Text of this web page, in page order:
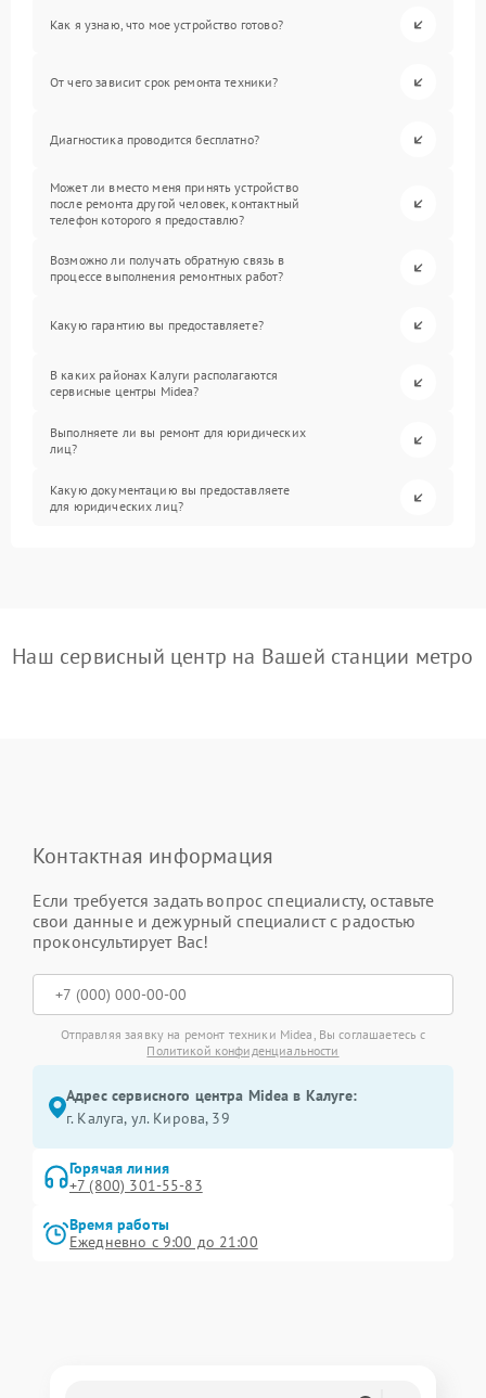
Как я узнаю, что мое устройство готово?
От чего зависит срок ремонта техники?
Диагностика проводится бесплатно?
Может ли вместо меня принять устройство
после ремонта другой человек, контактный
телефон которого я предоставлю?
Возможно ли получать обратную связь в
процессе выполнения ремонтных работ?
Какую гарантию вы предоставляете?
В каких районах Калуги располагаются
сервисные центры Midea?
Выполняете ли вы ремонт для юридических
лиц?
Какую документацию вы предоставляете
для юридических лиц?
Наш сервисный центр на Вашей станции метро
Контактная информация
Если требуется задать вопрос специалисту, оставьте
свои данные и дежурный специалист с радостью
проконсультирует Вас!
Отправляя заявку на ремонт техники Midea, Вы соглашаетесь с
Политикой конфиденциальности
Адрес сервисного центра Midea в Калуге:
г. Калуга, ул. Кирова, 39
Горячая линия
+7 (800) 301-55-83
Время работы
Ежедневно с 9:00 до 21:00